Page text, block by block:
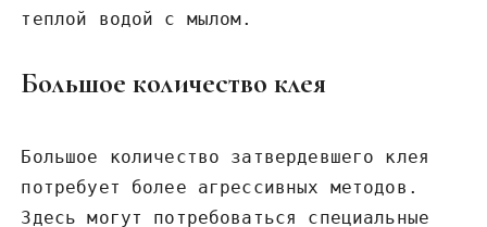
теплой водой с мылом.
Большое количество клея
Большое количество затвердевшего клея
потребует более агрессивных методов.
Здесь могут потребоваться специальные